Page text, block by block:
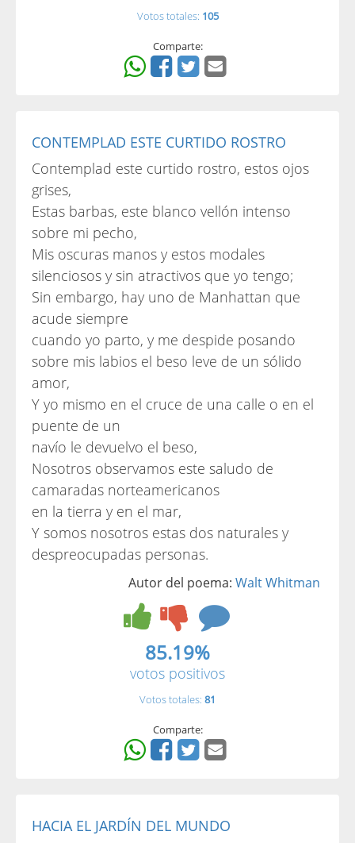
Votos totales: 105
Comparte:
CONTEMPLAD ESTE CURTIDO ROSTRO
Contemplad este curtido rostro, estos ojos
grises,
Estas barbas, este blanco vellón intenso
sobre mi pecho,
Mis oscuras manos y estos modales
silenciosos y sin atractivos que yo tengo;
Sin embargo, hay uno de Manhattan que
acude siempre
cuando yo parto, y me despide posando
sobre mis labios el beso leve de un sólido
amor,
Y yo mismo en el cruce de una calle o en el
puente de un
navío le devuelvo el beso,
Nosotros observamos este saludo de
camaradas norteamericanos
en la tierra y en el mar,
Y somos nosotros estas dos naturales y
despreocupadas personas.
Autor del poema: Walt Whitman
85.19%
votos positivos
Votos totales: 81
Comparte:
HACIA EL JARDÍN DEL MUNDO